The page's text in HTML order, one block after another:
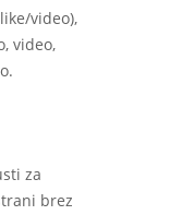
video),
video,
za
brez